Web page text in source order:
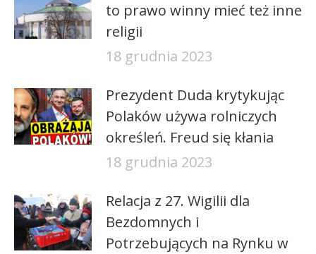
to prawo winny mieć też inne
religii
18 grudnia 2023
Prezydent Duda krytykując
Polaków używa rolniczych
określeń. Freud się kłania
18 grudnia 2023
Relacja z 27. Wigilii dla
Bezdomnych i
Potrzebujących na Rynku w